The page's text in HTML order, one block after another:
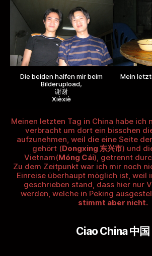
Die beiden halfen mir beim
Bilderupload,
谢谢
Xièxiè
Mein
Meinen letzten Tag in China habe ich
verbracht um dort ein bisschen
Dongxing 东兴市
) und
Móng Cái), getrennt